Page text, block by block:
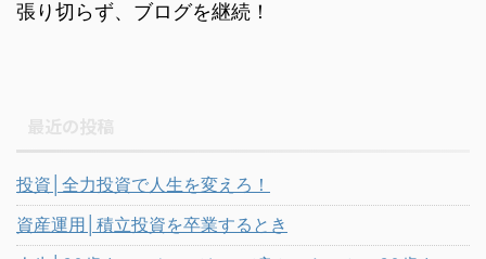
張り切らず、ブログを継続！
投資│全力投資で人生を変えろ！
資産運用│積立投資を卒業するとき